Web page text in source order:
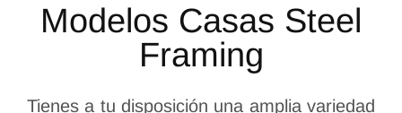
Modelos Casas Steel
Framing
Tienes a tu disposición una amplia variedad